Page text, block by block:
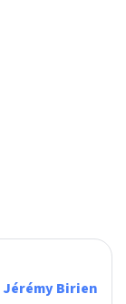
Jérémy Birien